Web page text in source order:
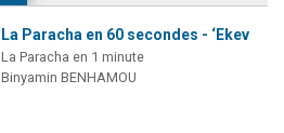
La Paracha en 60 secondes - ‘Ekev
La Paracha en 1 minute
Binyamin BENHAMOU